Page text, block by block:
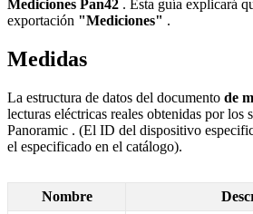
Mediciones Pan42 . Esta guía explicará
exportación "Mediciones" .
Medidas
La estructura de datos del documento de
lecturas eléctricas reales obtenidas por los
Panoramic . (El ID del dispositivo
el especificado en el catálogo).
Nombre